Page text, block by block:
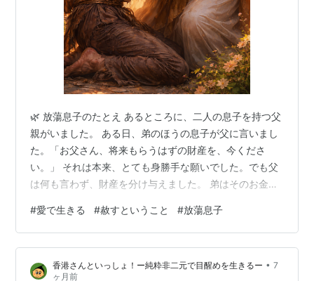
🌿 放蕩息子のたとえ あるところに、二人の息子を持つ父
親がいました。 ある日、弟のほうの息子が父に言いまし
た。「お父さん、将来もらうはずの財産を、今くださ
い。」 それは本来、とても身勝手な願いでした。でも父
は何も言わず、財産を分け与えました。 弟はそのお金を
遊び、贅沢をし、楽しみ尽くしました。 けれど、やがて
お金はすべてなくなり、国には飢饉が起こります。 弟は
働く場所もなく、ついには豚の世話をする仕事に就きま
した。空腹のあまり、豚のえさを食べたいと思うほどで
#愛で生きる #赦すということ #放蕩息子
香港さんといっしょ！ー純粋非二元で目醒めを生きるー • 7
ヶ月前